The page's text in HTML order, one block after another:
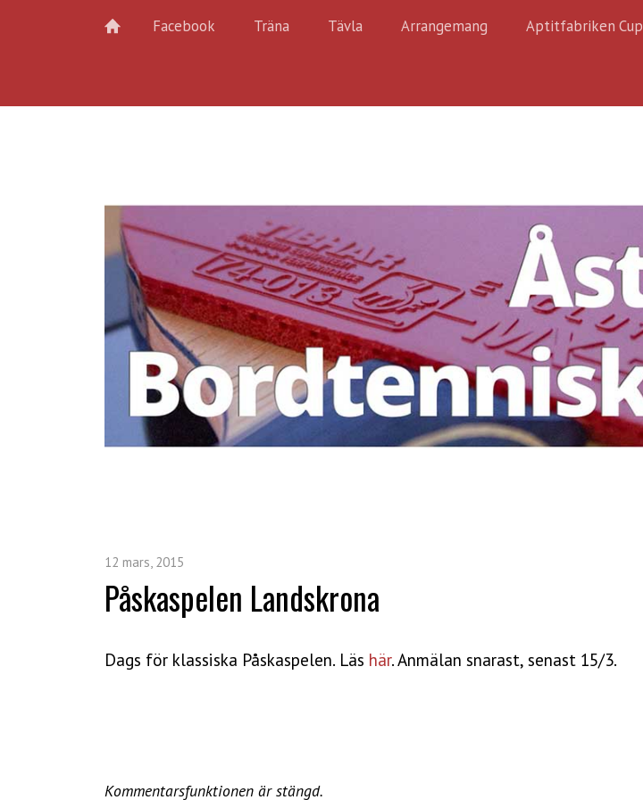
Facebook Träna Tävla Arrangemang Aptitfabriken Cup
12 mars, 2015
Påskaspelen Landskrona
Dags för klassiska Påskaspelen. Läs här. Anmälan snarast, senast 15/3.
Kommentarsfunktionen är stängd.